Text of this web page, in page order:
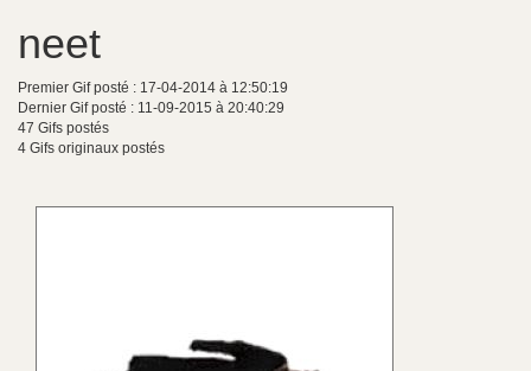
neet
Premier Gif posté : 17-04-2014 à 12:50:19
Dernier Gif posté : 11-09-2015 à 20:40:29
47 Gifs postés
4 Gifs originaux postés